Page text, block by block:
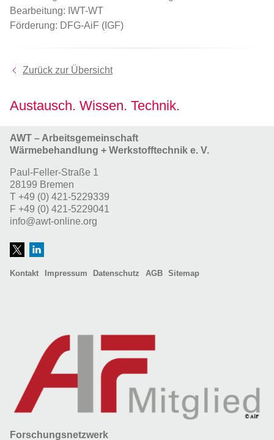
Bearbeitung: IWT-WT
Förderung: DFG-AiF (IGF)
Zurück zur Übersicht
Austausch. Wissen. Technik.
AWT – Arbeitsgemeinschaft
Wärmebehandlung + Werkstofftechnik e. V.
Paul-Feller-Straße 1
28199 Bremen
T +49 (0) 421-5229339
F +49 (0) 421-5229041
info@awt-online.org
Kontakt Impressum Datenschutz AGB Sitemap
Forschungsnetzwerk